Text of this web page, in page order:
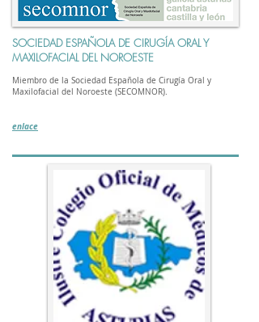
SOCIEDAD ESPAÑOLA DE CIRUGÍA ORAL Y
MAXILOFACIAL DEL NOROESTE
Miembro de la Sociedad Española de Cirugía Oral y
Maxilofacial del Noroeste (SECOMNOR).
enlace